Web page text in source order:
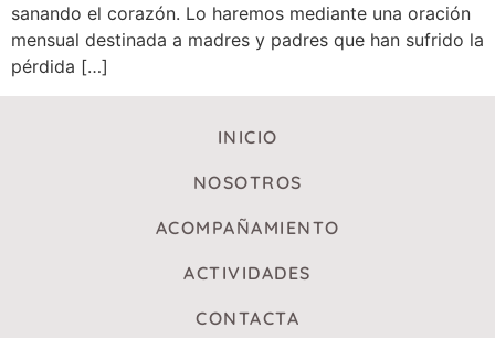
sanando el corazón. Lo haremos mediante una oración
mensual destinada a madres y padres que han sufrido la
pérdida […]
INICIO
NOSOTROS
ACOMPAÑAMIENTO
ACTIVIDADES
CONTACTA